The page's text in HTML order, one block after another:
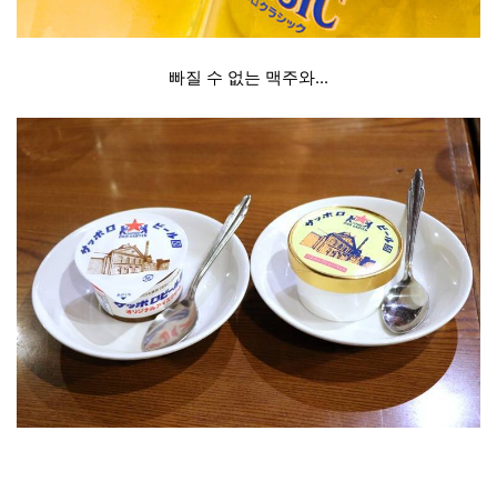
빠질 수 없는 맥주와...